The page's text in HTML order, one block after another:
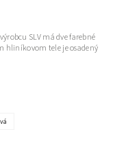
SLV má dve farebné
hliníkovom tele je osadený